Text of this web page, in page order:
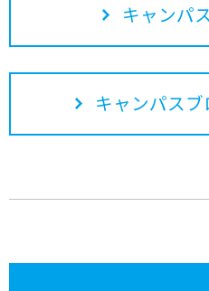
キャンパ
キャンパス